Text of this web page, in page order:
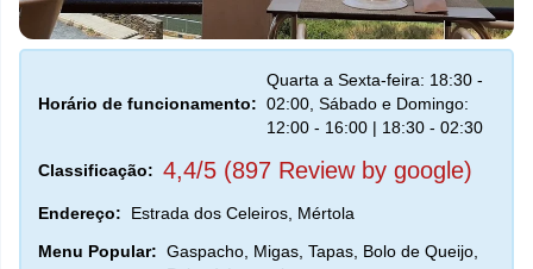
Horário de funcionamento:
Quarta a Sexta-feira: 18:30 -
02:00, Sábado e Domingo:
12:00 - 16:00 | 18:30 - 02:30
Classificação: 4,4/5 (897 Review by google)
Endereço:
Estrada dos Celeiros, Mértola
Menu Popular: Gaspacho, Migas, Tapas, Bolo de Queijo,